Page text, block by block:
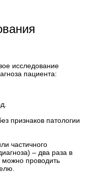
исследование
пациента:
признаков патологии
частичного
– два раза в
проводить